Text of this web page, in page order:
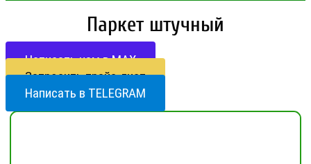
Паркет штучный
Написать нам в МАХ
Запросить прайс-лист
Написать в TELEGRAM